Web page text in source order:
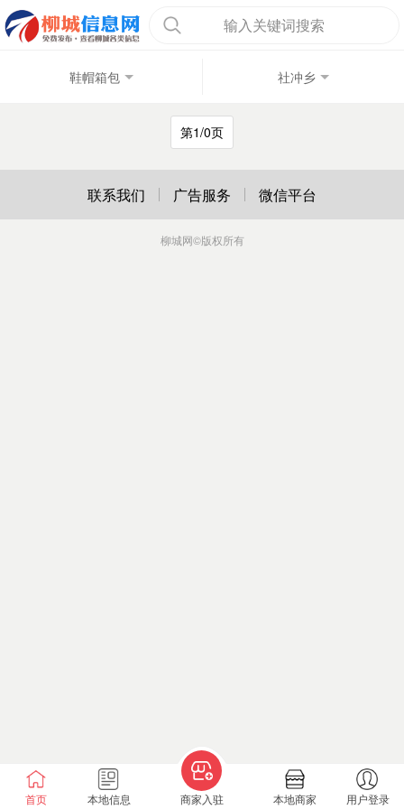
输入关键词搜索
鞋帽箱包 社冲乡
第1/0页
首页 本地信息 商家入驻 本地商家 用户登录
联系我们 广告服务 微信平台
柳城网©版权所有